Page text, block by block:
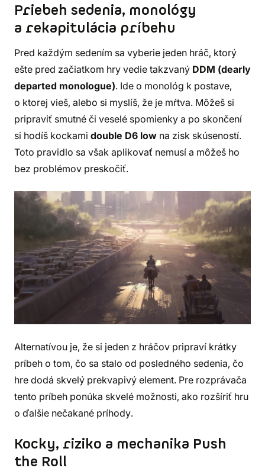
Priebeh sedenia, monológy
a rekapitulácia príbehu
Pred každým sedením sa vyberie jeden hráč, ktorý
ešte pred začiatkom hry vedie takzvaný DDM (dearly
departed monologue). Ide o monológ k postave,
o ktorej vieš, alebo si myslíš, že je mŕtva. Môžeš si
pripraviť smutné či veselé spomienky a po skončení
si hodíš kockami double D6 low na zisk skúseností.
Toto pravidlo sa však aplikovať nemusí a môžeš ho
bez problémov preskočiť.
Alternatívou je, že si jeden z hráčov pripraví krátky
príbeh o tom, čo sa stalo od posledného sedenia, čo
hre dodá skvelý prekvapivý element. Pre rozprávača
tento príbeh ponúka skvelé možnosti, ako rozšíriť hru
o ďalšie nečakané príhody.
Kocky, riziko a mechanika Push
the Roll